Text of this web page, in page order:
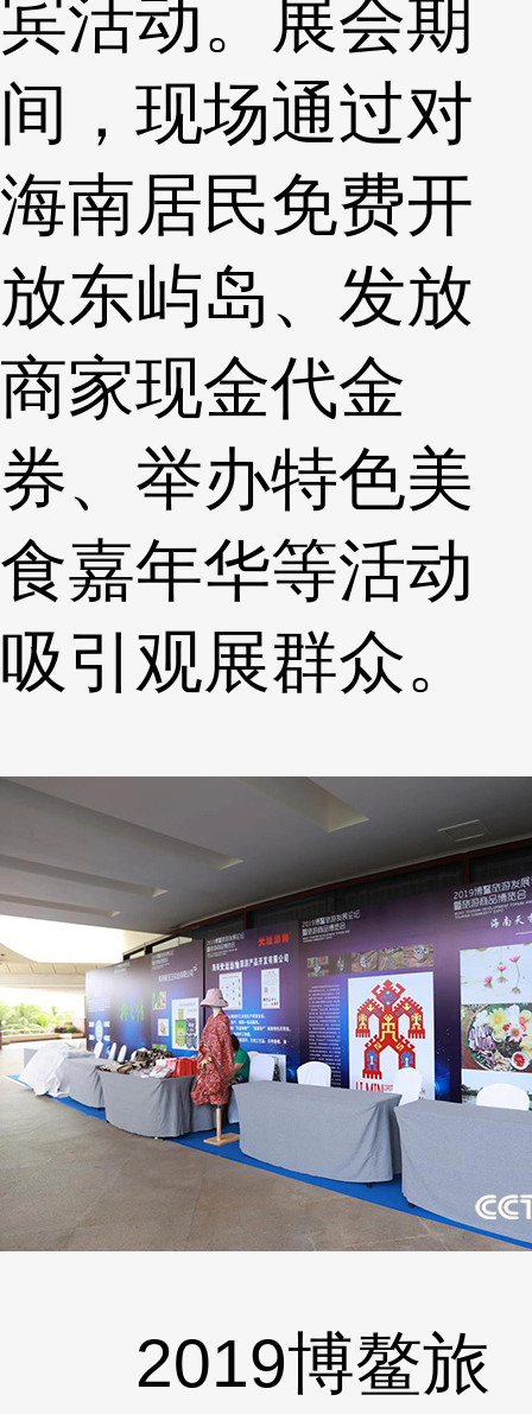
宾活动。展会期
间，现场通过对
海南居民免费开
放东屿岛、发放
商家现金代金
券、举办特色美
食嘉年华等活动
吸引观展群众。
2019博鳌旅